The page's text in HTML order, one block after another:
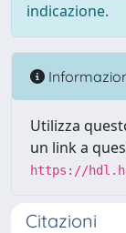
indicazione.
Utilizza
un link a
https://
Citazioni